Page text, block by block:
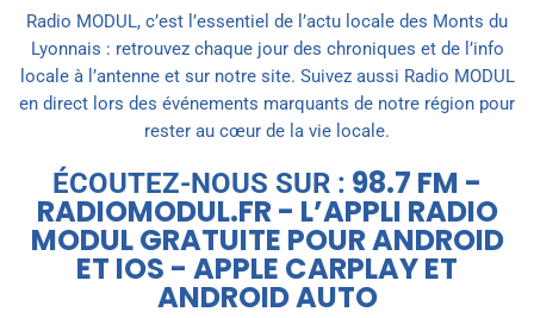
Radio MODUL, c’est l’essentiel de l’actu locale des Monts du
Lyonnais : retrouvez chaque jour des chroniques et de l’info
locale à l’antenne et sur notre site. Suivez aussi Radio MODUL
en direct lors des événements marquants de notre région pour
rester au cœur de la vie locale.
ÉCOUTEZ-NOUS SUR : 98.7 FM -
RADIOMODUL.FR - L’APPLI RADIO
MODUL GRATUITE POUR ANDROID
ET IOS - APPLE CARPLAY ET
ANDROID AUTO